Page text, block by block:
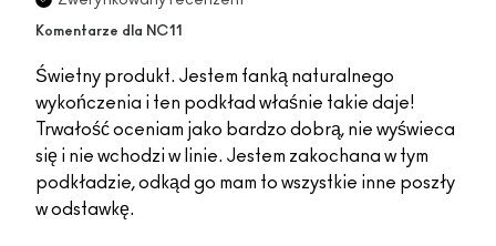
Komentarze dla NC11
Świetny produkt. Jestem fanką naturalnego
wykończenia i ten podkład właśnie takie daje!
Trwałość oceniam jako bardzo dobrą, nie wyświeca
się i nie wchodzi w linie. Jestem zakochana w tym
podkładzie, odkąd go mam to wszystkie inne poszły
w odstawkę.